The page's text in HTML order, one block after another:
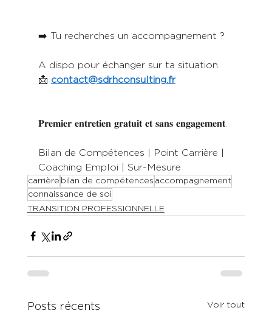
➡️ Tu recherches un accompagnement ?
A dispo pour échanger sur ta situation.
📩 contact@sdrhconsulting.fr
𝐏𝐫𝐞𝐦𝐢𝐞𝐫 𝐞𝐧𝐭𝐫𝐞𝐭𝐢𝐞𝐧 𝐠𝐫𝐚𝐭𝐮𝐢𝐭 𝐞𝐭 𝐬𝐚𝐧𝐬 𝐞𝐧𝐠𝐚𝐠𝐞𝐦𝐞𝐧𝐭.
Bilan de Compétences | Point Carrière |
Coaching Emploi | Sur-Mesure
carrière bilan de compétences accompagnement
connaissance de soi
TRANSITION PROFESSIONNELLE
Posts récents Voir tout